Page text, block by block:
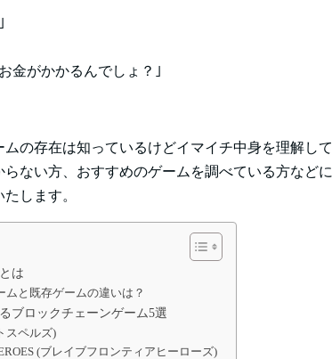
金がかかるんでしょ？｣
の存在は知っているけどイマイチ中身を理解して
ない方、おすすめのゲームを調べている方などに
します。
は
ムと既存ゲームの違いは？
ブロックチェーンゲーム5選
スペルズ)
(ブレイブフロンティアヒーローズ)